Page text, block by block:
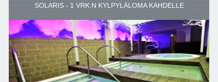
SOLARIS - 1 VRK:N KYLPYLÄLOMA KAHDELLE